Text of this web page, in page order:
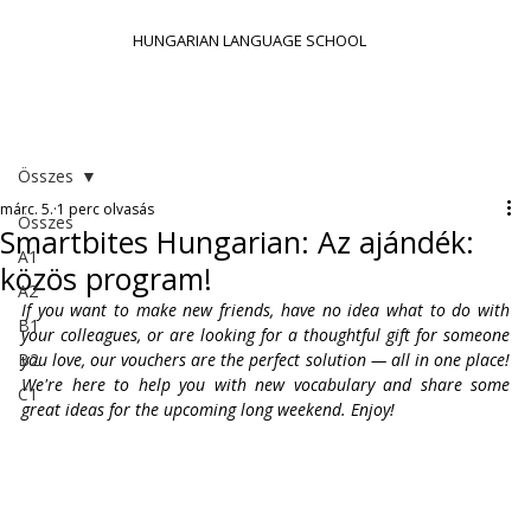
HUNGARIAN LANGUAGE SCHOOL
Összes
A1
A2
B1
B2
C1
Összes
Smartbites Hungarian: Az ajándék:
közös program!
márc. 5. 1 perc olvasás
If you want to make new friends, have no idea what to do with
your colleagues, or are looking for a thoughtful gift for someone
you love, our vouchers are the perfect solution — all in one place!
We're here to help you with new vocabulary and share some
great ideas for the upcoming long weekend. Enjoy!